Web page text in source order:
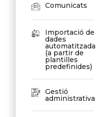
Comunicats
Importació de
dades
automatitzada
(a partir de
plantilles
predefinides)
Gestió
administrativa